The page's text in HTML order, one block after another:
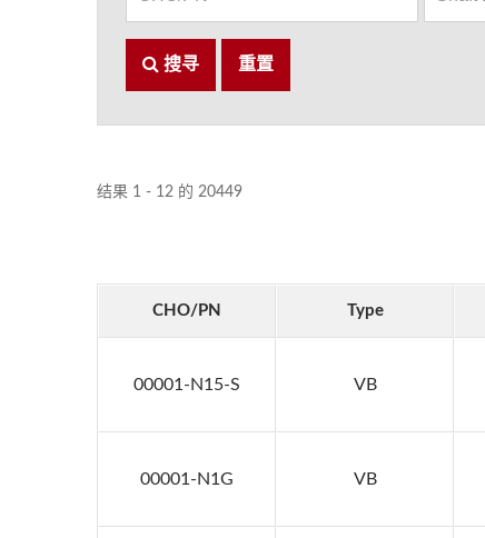
搜寻 重置
结果 1 - 12 的 20449
CHO/PN Type
00001-N15-S VB
00001-N1G VB